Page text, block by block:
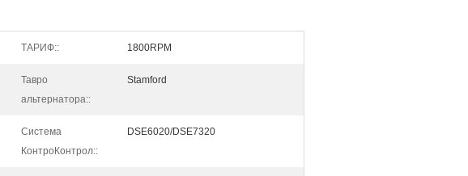
ТАРИФ:: 1800RPM
Тавро
альтернатора::
Stamford
Система
КонтроКонтрол::
DSE6020/DSE7320